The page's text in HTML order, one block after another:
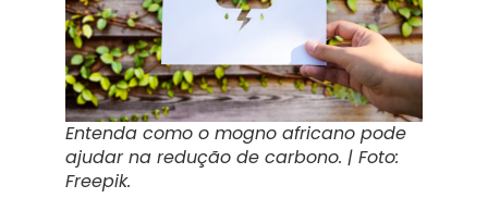
Entenda como o mogno africano pode
ajudar na redução de carbono. | Foto:
Freepik.